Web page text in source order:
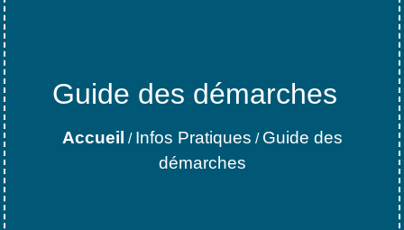
Guide des démarches
Accueil / Infos Pratiques / Guide des
démarches